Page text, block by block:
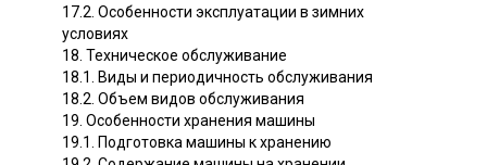
17.2. Особенности эксплуатации в зимних
условиях
18. Техническое обслуживание
18.1. Виды и периодичность обслуживания
18.2. Объем видов обслуживания
19. Особенности хранения машины
19.1. Подготовка машины к хранению